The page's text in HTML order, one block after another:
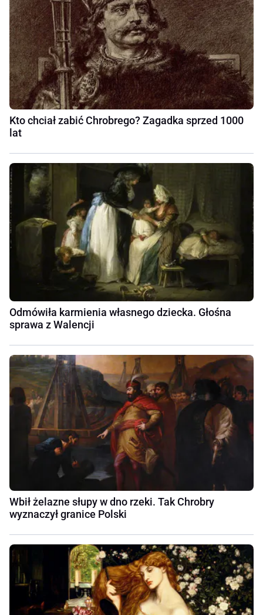
Kto chciał zabić Chrobrego? Zagadka sprzed 1000
lat
Odmówiła karmienia własnego dziecka. Głośna
sprawa z Walencji
Wbił żelazne słupy w dno rzeki. Tak Chrobry
wyznaczył granice Polski